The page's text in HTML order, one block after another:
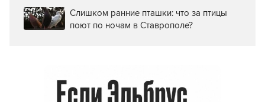
Слишком ранние пташки: что за птицы
поют по ночам в Ставрополе?